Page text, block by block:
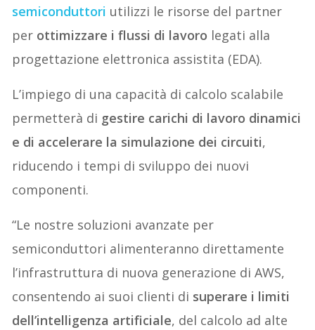
semiconduttori utilizzi le risorse del partner
per ottimizzare i flussi di lavoro legati alla
progettazione elettronica assistita (EDA).
L’impiego di una capacità di calcolo scalabile
permetterà di gestire carichi di lavoro dinamici
e di accelerare la simulazione dei circuiti,
riducendo i tempi di sviluppo dei nuovi
componenti.
“Le nostre soluzioni avanzate per
semiconduttori alimenteranno direttamente
l’infrastruttura di nuova generazione di AWS,
consentendo ai suoi clienti di superare i limiti
dell’intelligenza artificiale, del calcolo ad alte